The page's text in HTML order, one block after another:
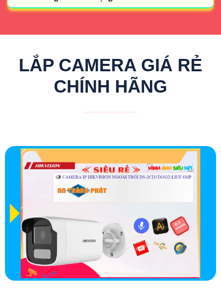
LẮP CAMERA GIÁ RẺ
CHÍNH HÃNG